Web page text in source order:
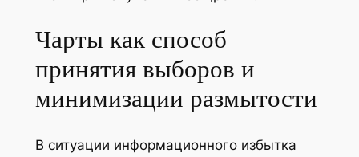
Чарты как способ
принятия выборов и
минимизации размытости
В ситуации информационного избытка